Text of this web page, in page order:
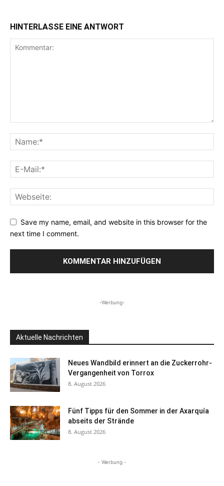
HINTERLASSE EINE ANTWORT
Save my name, email, and website in this browser for the
next time I comment.
-Werbung-
Aktuelle Nachrichten
Neues Wandbild erinnert an die Zuckerrohr-
Vergangenheit von Torrox
8. August 2026
Fünf Tipps für den Sommer in der Axarquía
abseits der Strände
8. August 2026
- Werbung -